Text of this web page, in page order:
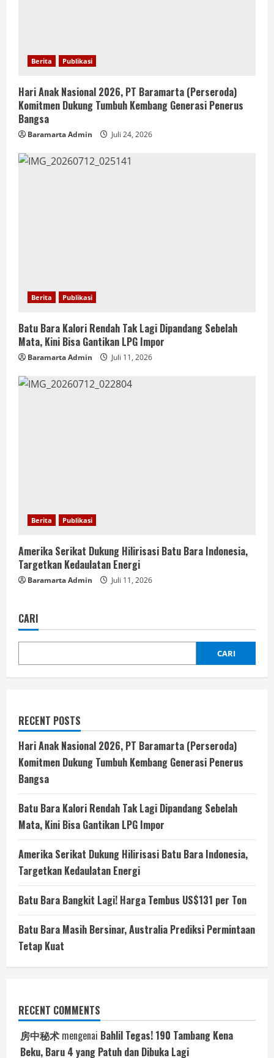
Berita Publikasi
Hari Anak Nasional 2026, PT Baramarta (Perseroda)
Komitmen Dukung Tumbuh Kembang Generasi Penerus
Bangsa
Baramarta Admin Juli 24, 2026
Berita Publikasi
Batu Bara Kalori Rendah Tak Lagi Dipandang Sebelah
Mata, Kini Bisa Gantikan LPG Impor
Baramarta Admin Juli 11, 2026
Berita Publikasi
Amerika Serikat Dukung Hilirisasi Batu Bara Indonesia,
Targetkan Kedaulatan Energi
Baramarta Admin Juli 11, 2026
CARI
CARI
RECENT POSTS
Hari Anak Nasional 2026, PT Baramarta (Perseroda)
Komitmen Dukung Tumbuh Kembang Generasi Penerus
Bangsa
Batu Bara Kalori Rendah Tak Lagi Dipandang Sebelah
Mata, Kini Bisa Gantikan LPG Impor
Amerika Serikat Dukung Hilirisasi Batu Bara Indonesia,
Targetkan Kedaulatan Energi
Batu Bara Bangkit Lagi! Harga Tembus US$131 per Ton
Batu Bara Masih Bersinar, Australia Prediksi Permintaan
Tetap Kuat
RECENT COMMENTS
房中秘术 mengenai Bahlil Tegas! 190 Tambang Kena
Beku, Baru 4 yang Patuh dan Dibuka Lagi